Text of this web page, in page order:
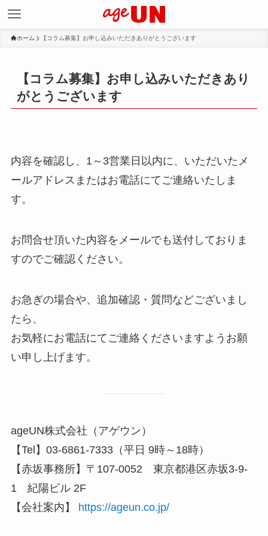
ホーム 【コラム募集】お申し込みいただきありがとうございます
【コラム募集】お申し込みいただきあり
がとうございます
内容を確認し、1～3営業日以内に、いただいたメ
ールアドレスまたはお電話にてご連絡いたしま
す。
お問合せ頂いた内容をメールでも送付しておりま
すのでご確認ください。
お急ぎの場合や、追加確認・質問などございまし
たら、
お気軽にお電話にてご連絡くださいますようお願
い申し上げます。
ageUN株式会社（アゲウン）
【Tel】03-6861-7333（平日 9時～18時）
【赤坂事務所】〒107-0052 東京都港区赤坂3-9-
1 紀陽ビル 2F
【会社案内】 https://ageun.co.jp/